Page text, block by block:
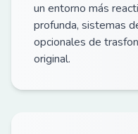
un entorno más
profunda, sistemas
opcionales de
original.